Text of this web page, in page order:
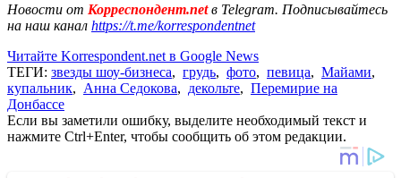
Новости от Корреспондент.netв Telegram. Подписывайтесь
на наш канал https://t.me/korrespondentnet
Читайте Korrespondent.net в Google News
ТЕГИ: звезды шоу-бизнеса, грудь, фото, певица, Майами,
купальник, Анна Седокова, декольте, Перемирие на
Донбассе
Если вы заметили ошибку, выделите необходимый текст и
нажмите Ctrl+Enter, чтобы сообщить об этом редакции.